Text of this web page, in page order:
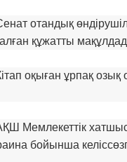
отандық
құжатты
оқыған ұрпақ
Мемлекеттік
бойынша